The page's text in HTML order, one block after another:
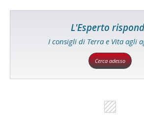
L'Esperto
I consigli di Terra e Vita agli
Cerca adesso